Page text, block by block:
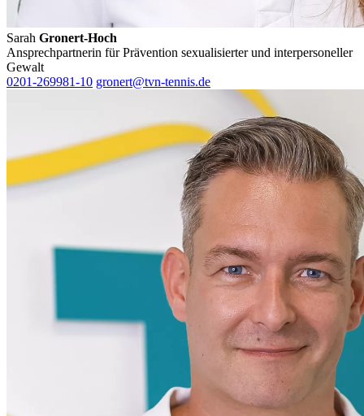
Sarah Gronert-Hoch
Ansprechpartnerin für Prävention sexualisierter und interpersoneller
Gewalt
0201-269981-10 gronert@tvn-tennis.de